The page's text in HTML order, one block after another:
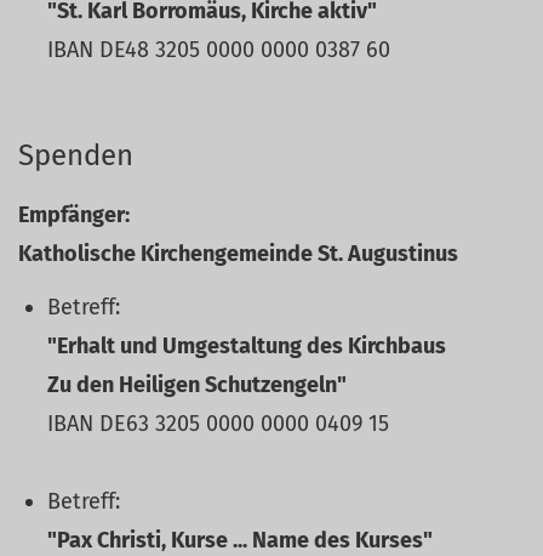
"St. Karl Borromäus, Kirche aktiv"
IBAN DE48 3205 0000 0000 0387 60
Spenden
Empfänger:
Katholische Kirchengemeinde St. Augustinus
Betreff:
"Erhalt und Umgestaltung des Kirchbaus
Zu den Heiligen Schutzengeln"
IBAN DE63 3205 0000 0000 0409 15
Betreff:
"Pax Christi, Kurse ... Name des Kurses"